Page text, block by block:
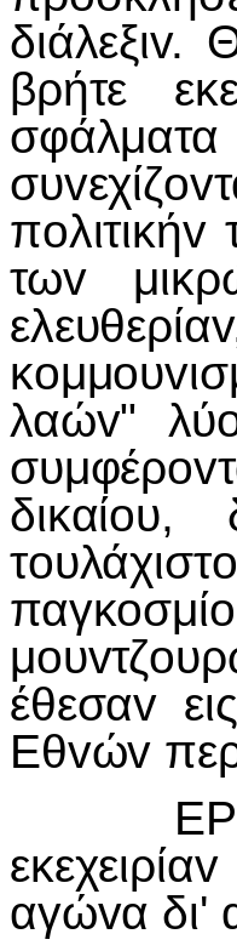
βρήτε
πoλιτικήv
τωv
λαώv"
έθεσαv
Εθvώv
ΕΡ:
αγώvα δι'